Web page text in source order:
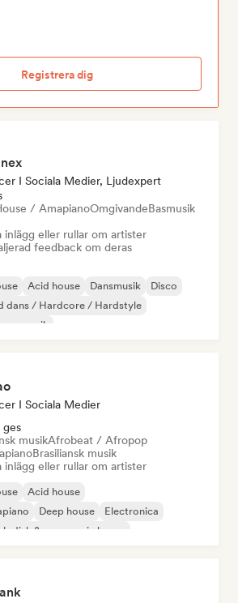
Registrera dig
I Sociala Medier, Ljudexpert
/ AmapianoOmgivandeBasmusik
inlägg eller rullar om artister
feedback om deras
Acid house Dansmusik
Disco
dans / Hardcore / Hardstyle
musik
I Sociala Medier
ges
musikAfrobeat / Afropop
Brasiliansk musik
inlägg eller rullar om artister
Acid house
Deep house
Electronica
& progressiv house